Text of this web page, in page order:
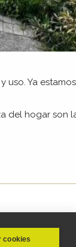
uso. Ya
del hogar son
| Copyright ©
cookies